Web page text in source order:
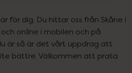
för dig. Du hittar oss från Skåne i
online i mobilen och på
är så är det vårt uppdrag att
bättre. Välkommen att prata